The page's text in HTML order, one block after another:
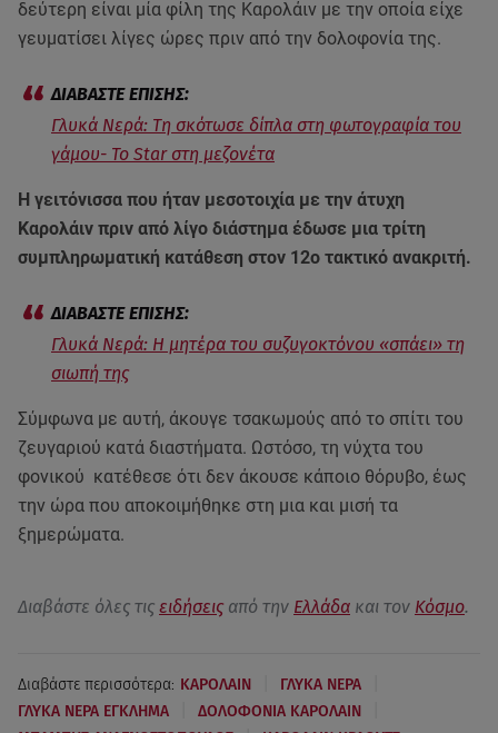
δεύτερη είναι μία φίλη της Καρολάιν με την οποία είχε
γευματίσει λίγες ώρες πριν από την δολοφονία της.
Γλυκά Νερά: Τη σκότωσε δίπλα στη φωτογραφία του
γάμου- Το Star στη μεζονέτα
Η γειτόνισσα που ήταν μεσοτοιχία με την άτυχη
Καρολάιν πριν από λίγο διάστημα έδωσε μια τρίτη
συμπληρωματική κατάθεση στον 12ο τακτικό ανακριτή.
Γλυκά Νερά: Η μητέρα του συζυγοκτόνου «σπάει» τη
σιωπή της
Σύμφωνα με αυτή, άκουγε τσακωμούς από το σπίτι του
ζευγαριού κατά διαστήματα. Ωστόσο, τη νύχτα του
φονικού κατέθεσε ότι δεν άκουσε κάποιο θόρυβο, έως
την ώρα που αποκοιμήθηκε στη μια και μισή τα
ξημερώματα.
Διαβάστε όλες τις ειδήσεις από την Ελλάδα και τον Κόσμο.
Διαβάστε περισσότερα: ΚΑΡΟΛΑΙΝ ΓΛΥΚΑ ΝΕΡΑ
ΓΛΥΚΑ ΝΕΡΑ ΕΓΚΛΗΜΑ ΔΟΛΟΦΟΝΙΑ ΚΑΡΟΛΑΙΝ